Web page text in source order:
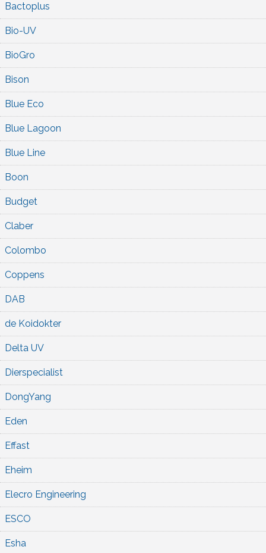
Bactoplus
Bio-UV
BioGro
Bison
Blue Eco
Blue Lagoon
Blue Line
Boon
Budget
Claber
Colombo
Coppens
DAB
de Koidokter
Delta UV
Dierspecialist
DongYang
Eden
Effast
Eheim
Elecro Engineering
ESCO
Esha